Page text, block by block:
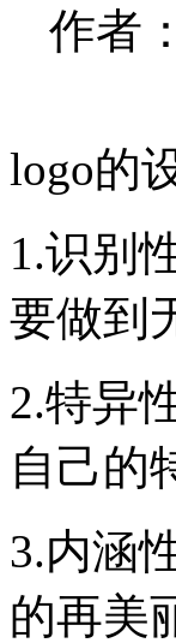
作者
logo的
1.识别
要做到
2.特异
自己的
3.内涵
的再美